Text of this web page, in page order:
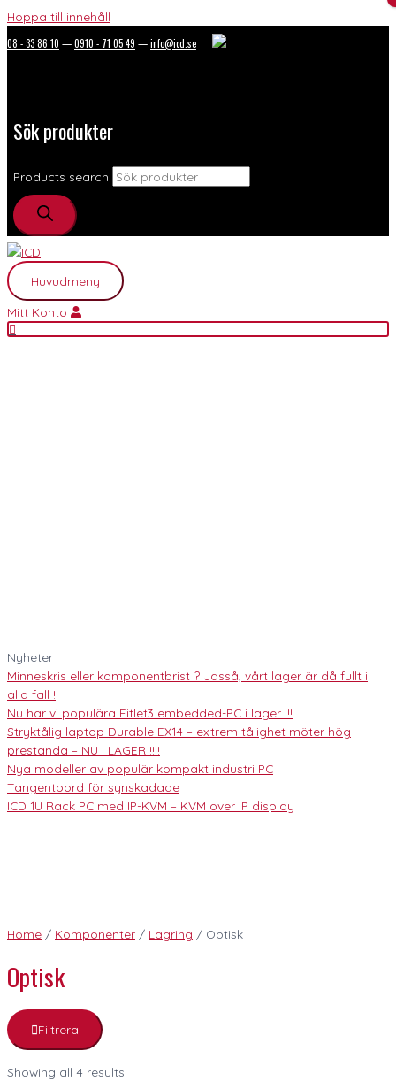
Hoppa till innehåll
08 - 33 86 10 —0910 - 71 05 49 —info@icd.se
Sök produkter
Products search
Huvudmeny
Mitt Konto
Nyheter
Minneskris eller komponentbrist ? Jasså, vårt lager är då fullt i
alla fall !
Nu har vi populära Fitlet3 embedded-PC i lager !!!
Stryktålig laptop Durable EX14 – extrem tålighet möter hög
prestanda – NU I LAGER !!!!
Nya modeller av populär kompakt industri PC
Tangentbord för synskadade
ICD 1U Rack PC med IP-KVM – KVM over IP display
Home / Komponenter / Lagring / Optisk
Optisk
Filtrera
Showing all 4 results